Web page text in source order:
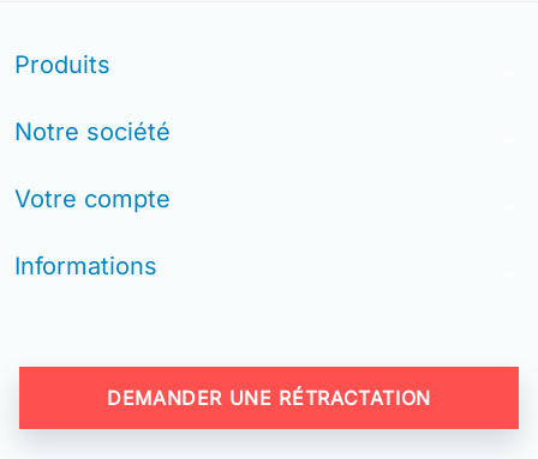
Produits
Notre société
Votre compte
Informations
DEMANDER UNE RÉTRACTATION